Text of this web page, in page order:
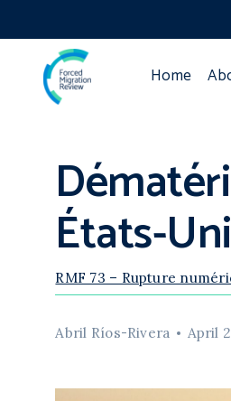
Home
États-
RMF 73 – Rupture
Abril Ríos-Rivera April